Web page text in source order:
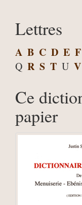
Lettres
A B C D E F
Q R S T U V
Ce
papier